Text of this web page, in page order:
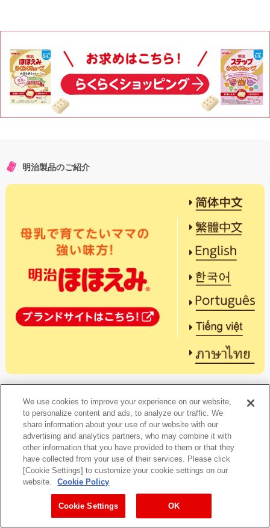
明治製品のご紹介
We use cookies to improve your experience on our website,
to personalize content and ads, to analyze our traffic. We
share information about your use of our website with our
advertising and analytics partners, who may combine it with
other information that you have provided to them or that they
have collected from your use of their services. Please click
[Cookie Settings] to customize your cookie settings on our
website.
Cookie Policy
Cookie Settings OK